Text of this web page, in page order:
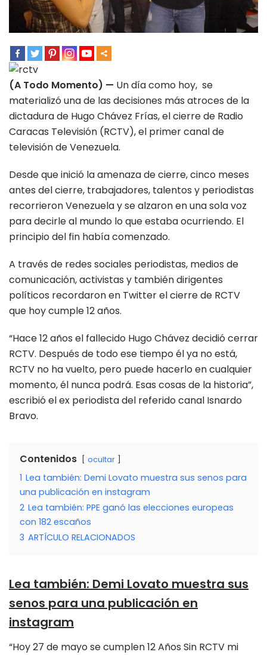
(A Todo Momento) — Un día como hoy, se
materializó una de las decisiones más atroces de la
dictadura de Hugo Chávez Frías, el cierre de Radio
Caracas Televisión (RCTV), el primer canal de
televisión de Venezuela.
Desde que inició la amenaza de cierre, cinco meses
antes del cierre, trabajadores, talentos y periodistas
recorrieron Venezuela y se alzaron en una sola voz
para decirle al mundo lo que estaba ocurriendo. El
principio del fin había comenzado.
A través de redes sociales periodistas, medios de
comunicación, activistas y también dirigentes
políticos recordaron en Twitter el cierre de RCTV
que hoy cumple 12 años.
“Hace 12 años el fallecido Hugo Chávez decidió cerrar
RCTV. Después de todo ese tiempo él ya no está,
RCTV no ha vuelto, pero puede hacerlo en cualquier
momento, él nunca podrá. Esas cosas de la historia”,
escribió el ex periodista del referido canal Isnardo
Bravo.
Contenidos ocultar
1 Lea también: Demi Lovato muestra sus senos para
una publicación en instagram
2 Lea también: PPE ganó las elecciones europeas
con 182 escaños
3 ARTÍCULO RELACIONADOS
Lea también: Demi Lovato muestra sus
senos para una publicación en
instagram
“Hoy 27 de mayo se cumplen 12 Años Sin RCTV mi